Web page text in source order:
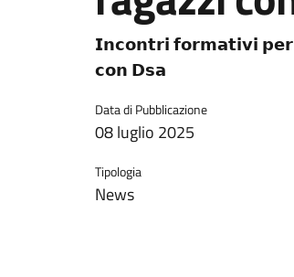
𝗜𝗻𝗰𝗼𝗻𝘁𝗿𝗶 𝗳𝗼𝗿𝗺𝗮𝘁𝗶𝘃𝗶
𝗰𝗼𝗻 𝗗𝘀𝗮
Data di Pubblicazione
08 luglio 2025
Tipologia
News